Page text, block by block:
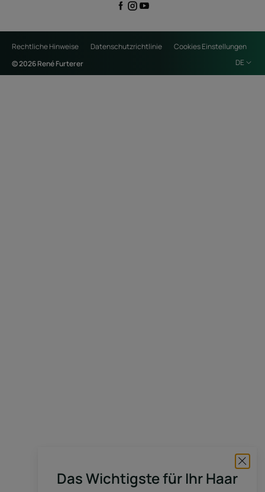
Das Wichtigste für Ihr Haar
Rechtliche Hinweise Datenschutzrichtlinie
Cookies Einstellungen
© 2026 René Furterer
DE